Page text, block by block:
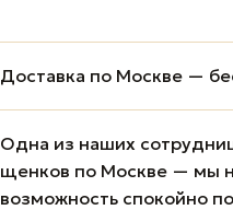
Доставка по Москве —
Одна из наших
щенков по Москве — мы
возможность спокойно